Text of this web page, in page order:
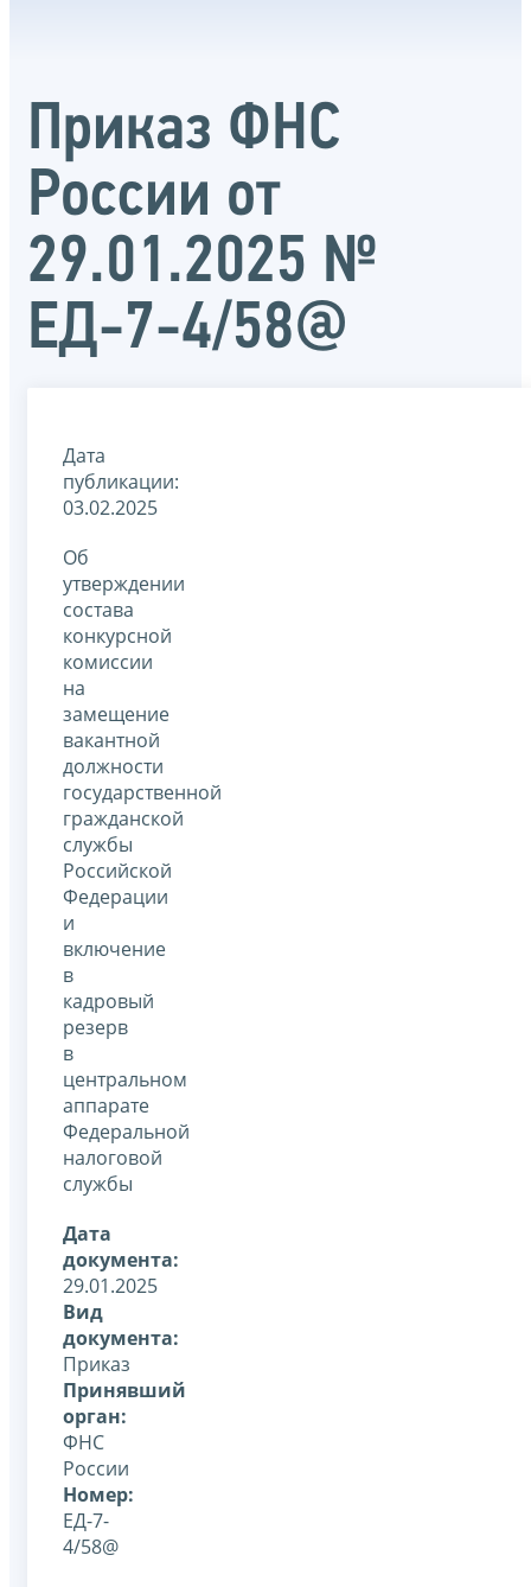
Приказ ФНС
России от
29.01.2025 №
ЕД-7-4/58@
Дата
публикации:
03.02.2025
Об
утверждении
состава
конкурсной
комиссии
на
замещение
вакантной
должности
государственной
гражданской
службы
Российской
Федерации
и
включение
в
кадровый
резерв
в
центральном
аппарате
Федеральной
налоговой
службы
Дата
документа:
29.01.2025
Вид
документа:
Приказ
Принявший
орган:
ФНС
России
Номер:
ЕД-7-
4/58@